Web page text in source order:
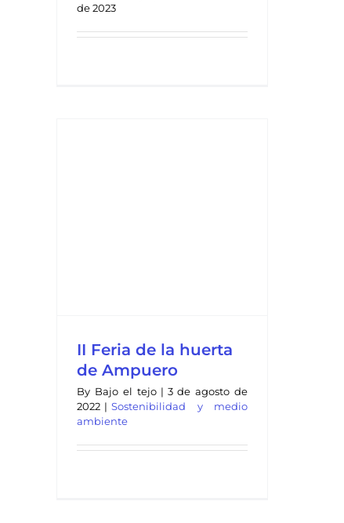
de 2023
II Feria de la huerta
de Ampuero
By Bajo el tejo | 3 de agosto de
2022 | Sostenibilidad y medio
ambiente